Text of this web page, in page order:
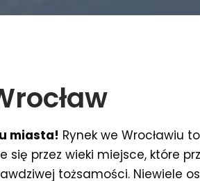
miasta! Rynek we Wrocławiu to
się przez wieki miejsce, które
tożsamości. Niewiele